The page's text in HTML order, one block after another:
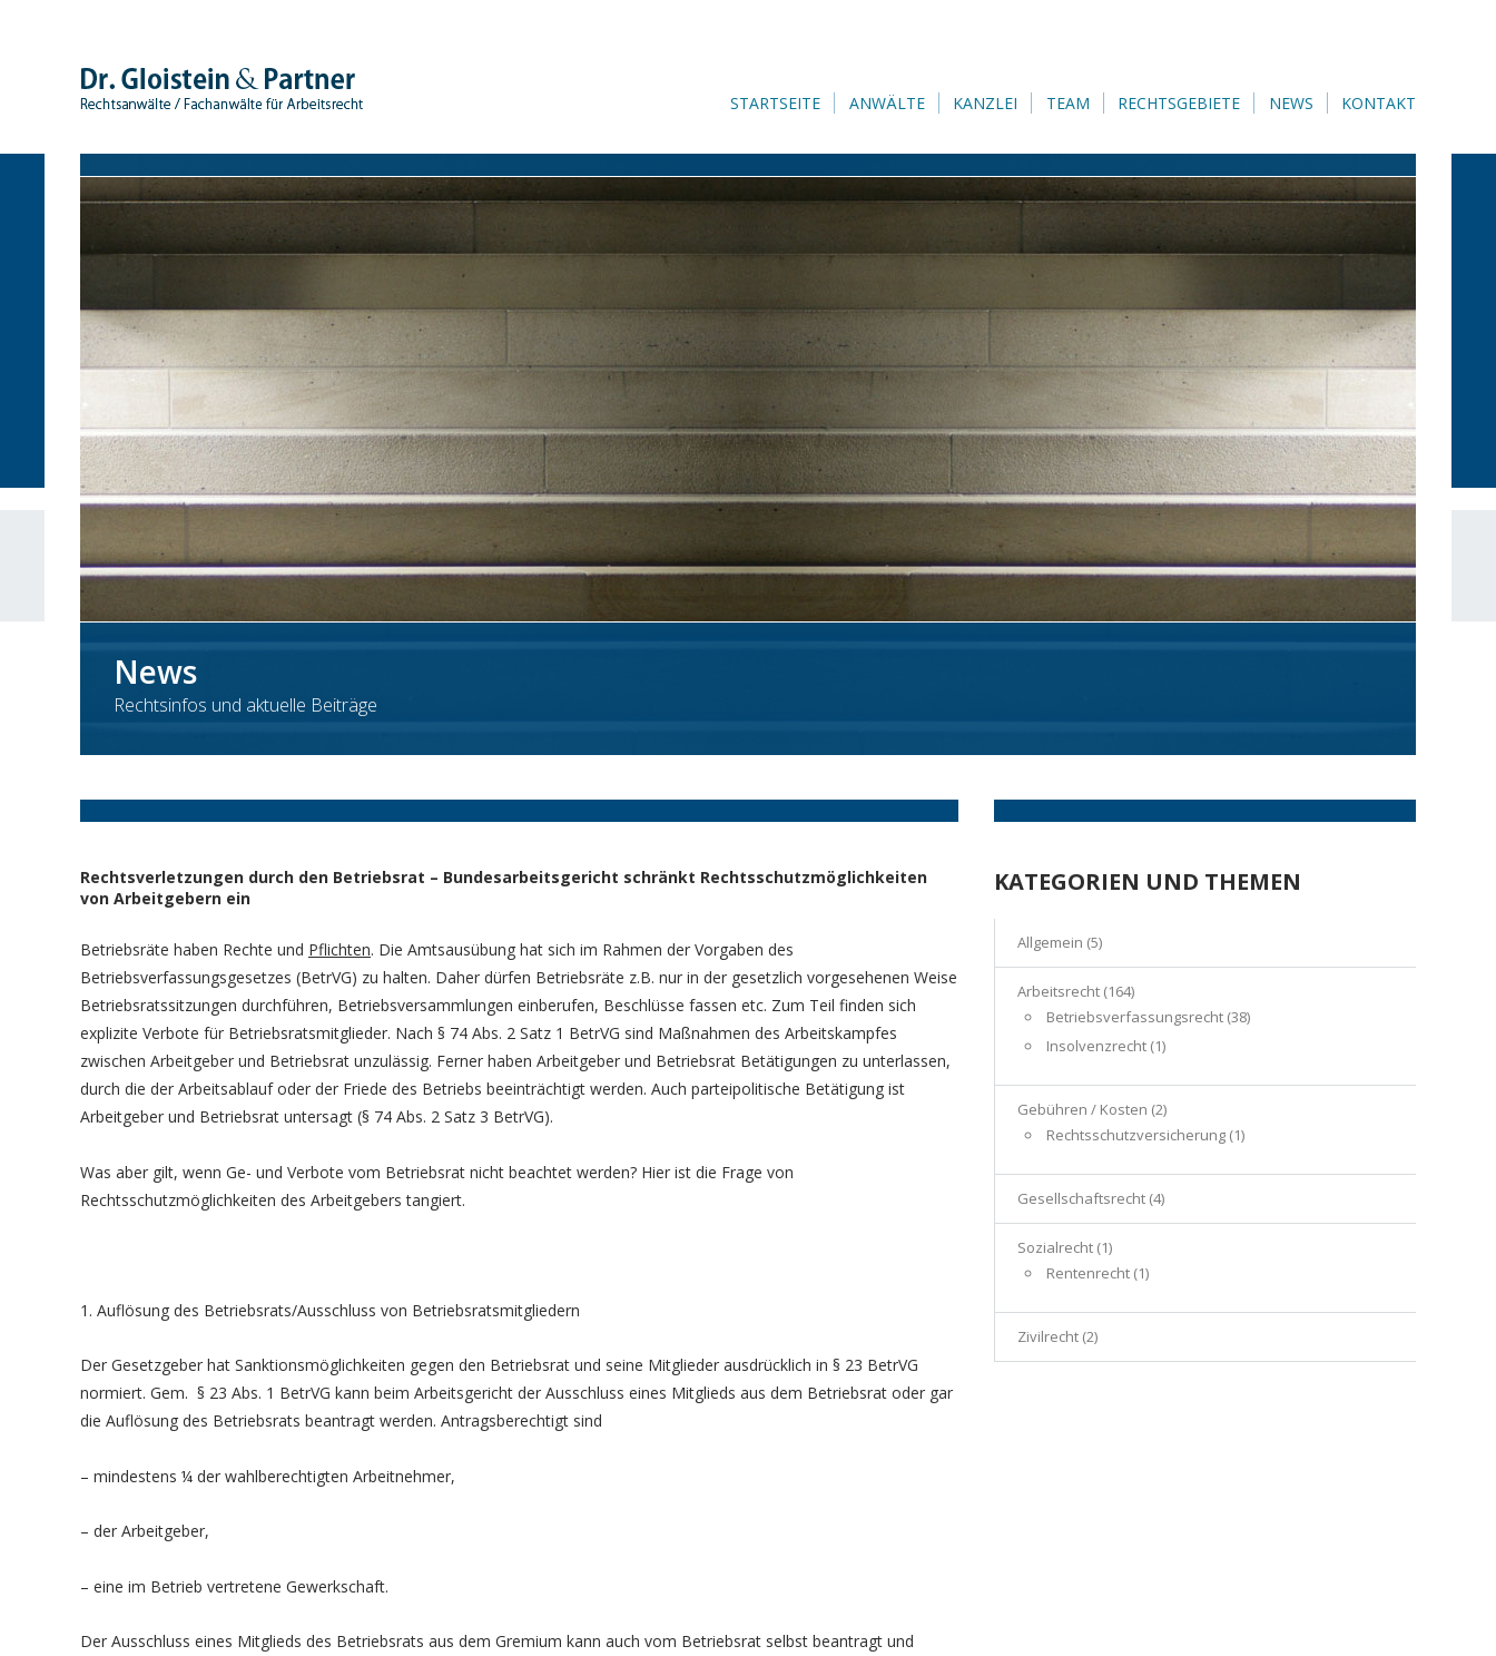
STARTSEITE ANWÄLTE KANZLEI TEAM RECHTSGEBIETE NEWS KONTAKT
News
Rechtsinfos und aktuelle Beiträge
Rechtsverletzungen durch den Betriebsrat – Bundesarbeitsgericht schränkt Rechtsschutzmöglichkeiten
von Arbeitgebern ein
Betriebsräte haben Rechte und Pflichten. Die Amtsausübung hat sich im Rahmen der Vorgaben des
Betriebsverfassungsgesetzes (BetrVG) zu halten. Daher dürfen Betriebsräte z.B. nur in der gesetzlich vorgesehenen Weise
Betriebsratssitzungen durchführen, Betriebsversammlungen einberufen, Beschlüsse fassen etc. Zum Teil finden sich
explizite Verbote für Betriebsratsmitglieder. Nach § 74 Abs. 2 Satz 1 BetrVG sind Maßnahmen des Arbeitskampfes
zwischen Arbeitgeber und Betriebsrat unzulässig. Ferner haben Arbeitgeber und Betriebsrat Betätigungen zu unterlassen,
durch die der Arbeitsablauf oder der Friede des Betriebs beeinträchtigt werden. Auch parteipolitische Betätigung ist
Arbeitgeber und Betriebsrat untersagt (§ 74 Abs. 2 Satz 3 BetrVG).
Was aber gilt, wenn Ge- und Verbote vom Betriebsrat nicht beachtet werden? Hier ist die Frage von
Rechtsschutzmöglichkeiten des Arbeitgebers tangiert.
1. Auflösung des Betriebsrats/Ausschluss von Betriebsratsmitgliedern
Der Gesetzgeber hat Sanktionsmöglichkeiten gegen den Betriebsrat und seine Mitglieder ausdrücklich in § 23 BetrVG
normiert. Gem. § 23 Abs. 1 BetrVG kann beim Arbeitsgericht der Ausschluss eines Mitglieds aus dem Betriebsrat oder gar
die Auflösung des Betriebsrats beantragt werden. Antragsberechtigt sind
– mindestens ¼ der wahlberechtigten Arbeitnehmer,
– der Arbeitgeber,
– eine im Betrieb vertretene Gewerkschaft.
Der Ausschluss eines Mitglieds des Betriebsrats aus dem Gremium kann auch vom Betriebsrat selbst beantragt und
KATEGORIEN UND THEMEN
Allgemein (5)
Arbeitsrecht (164)
Betriebsverfassungsrecht (38)
Insolvenzrecht (1)
Gebühren / Kosten (2)
Rechtsschutzversicherung (1)
Gesellschaftsrecht (4)
Sozialrecht (1)
Rentenrecht (1)
Zivilrecht (2)